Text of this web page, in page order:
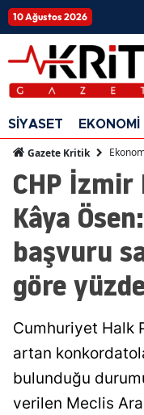
10 Ağustos 2026
SİYASET EKONOMİ
Gazete Kritik
CHP
Kâya
başvuru
göre
Cumhuriyet Halk
artan
bulunduğu
verilen Meclis